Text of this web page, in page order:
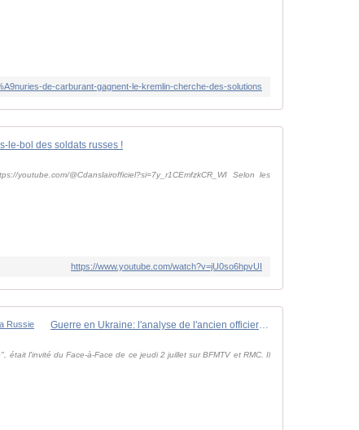
de-carburant-gagnent-le-kremlin-cherche-des-solutions
le-bol des soldats russes !
youtube.com/@Cdanslairofficiel?si=7y_r1CEmfzkCR_WI Selon les
https://www.youtube.com/watch?v=jU0so6hpvUI
Guerre en Ukraine: l'analyse de l'ancien officier du KGB, Sergueï Jirnov, sur l'état de la Russie
était l'invité du Face-à-Face de ce jeudi 2 juillet sur BFMTV et RMC. Il